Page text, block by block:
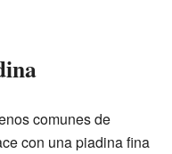
comunes de
con una piadina fina